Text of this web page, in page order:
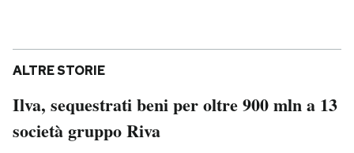
ALTRE STORIE
Ilva, sequestrati beni per oltre 900 mln a 13
società gruppo Riva